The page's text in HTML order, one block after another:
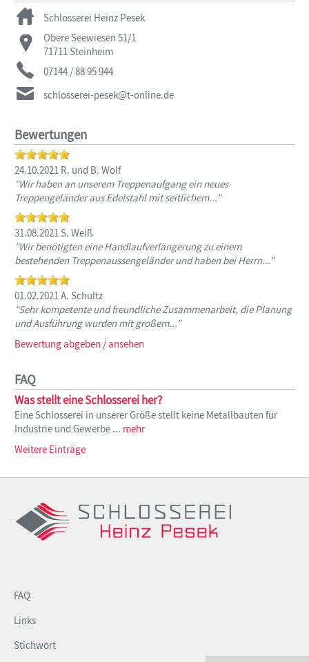
Schlosserei Heinz Pesek
Obere Seewiesen 51/1
71711 Steinheim
07144 / 88 95 944
schlosserei-pesek@t-online.de
Bewertungen
24.10.2021 R. und B. Wolf
"Wir haben an unserem Treppenaufgang ein neues
Treppengeländer aus Edelstahl mit seitlichem..."
31.08.2021 S. Weiß
"Wir benötigten eine Handlaufverlängerung zu einem
bestehenden Treppenaussengeländer und haben bei Herrn..."
01.02.2021 A. Schultz
"Sehr kompetente und freundliche Zusammenarbeit, die Planung
und Ausführung wurden mit großem..."
Bewertung abgeben / ansehen
FAQ
Was stellt eine Schlosserei her?
Eine Schlosserei in unserer Größe stellt keine Metallbauten für
Industrie und Gewerbe ... mehr
Weitere Einträge
FAQ
Links
Stichwort